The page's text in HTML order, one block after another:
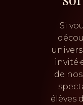
Si
univers
de
élèves